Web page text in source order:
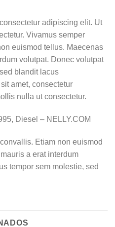
adipiscing elit. Ut
Vivamus semper
euismod tellus. Maecenas
volutpat. Donec volutpat
blandit lacus
amet, consectetur
nulla ut consectetur.
Diesel – NELLY.COM
Etiam non euismod
a erat interdum
tempor sem molestie, sed